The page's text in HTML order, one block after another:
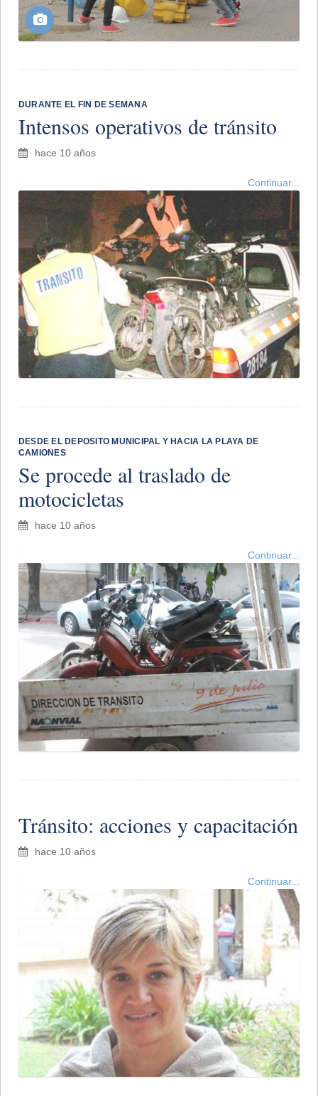
DURANTE EL FIN DE SEMANA
Intensos operativos de tránsito
hace 10 años
Continuar...
DESDE EL DEPOSITO MUNICIPAL Y HACIA LA PLAYA DE
CAMIONES
Se procede al traslado de
motocicletas
hace 10 años
Continuar...
Tránsito: acciones y capacitación
hace 10 años
Continuar...